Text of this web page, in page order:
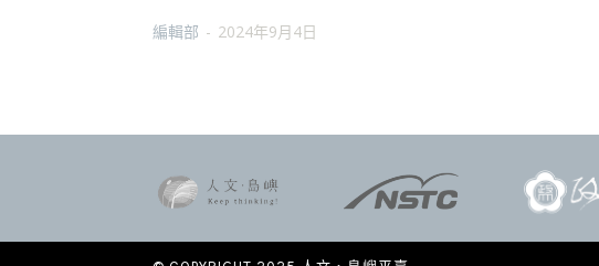
編輯部 - 2024年9月4日